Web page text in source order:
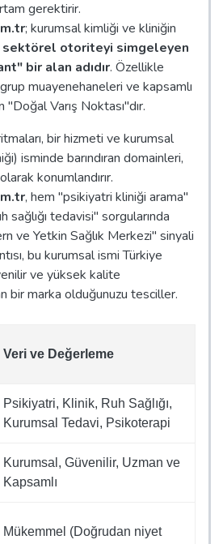
gerektirir.
; kurumsal kimliği ve kliniğin
sektörel otoriteyi simgeleyen
bir alan adıdır. Özellikle
muayenehaneleri ve kapsamlı
Varış Noktası"dır.
bir hizmeti ve kurumsal
isminde barındıran domainleri,
konumlandırır.
, hem "psikiyatri kliniği arama"
sağlığı tedavisi" sorgularında
ve Yetkin Sağlık Merkezi" sinyali
bu kurumsal ismi Türkiye
ve yüksek kalite
bir marka olduğunuzu tesciller.
Veri ve Değerleme
Psikiyatri, Klinik, Ruh Sağlığı,
Kurumsal Tedavi, Psikoterapi
Kurumsal, Güvenilir, Uzman ve
Kapsamlı
Mükemmel (Doğrudan niyet